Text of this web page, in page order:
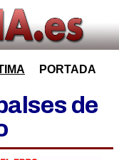
PORTADA
de